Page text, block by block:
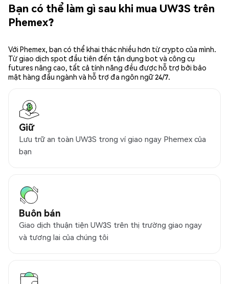
Bạn có thể làm gì sau khi mua UW3S trên
Phemex?
Với Phemex, bạn có thể khai thác nhiều hơn từ crypto của mình.
Từ giao dịch spot đầu tiên đến tận dụng bot và công cụ
futures nâng cao, tất cả tính năng đều được hỗ trợ bởi bảo
mật hàng đầu ngành và hỗ trợ đa ngôn ngữ 24/7.
Giữ
Lưu trữ an toàn UW3S trong ví giao ngay Phemex của
bạn
Buôn bán
Giao dịch thuận tiện UW3S trên thị trường giao ngay
và tương lai của chúng tôi